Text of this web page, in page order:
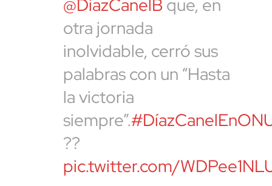
@DiazCanelB que, en
otra jornada
inolvidable, cerró sus
palabras con un “Hasta
la victoria
siempre”.
??
pic.twitter.com/